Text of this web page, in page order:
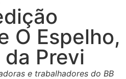
O Espelho,
Previ
e trabalhadores do BB